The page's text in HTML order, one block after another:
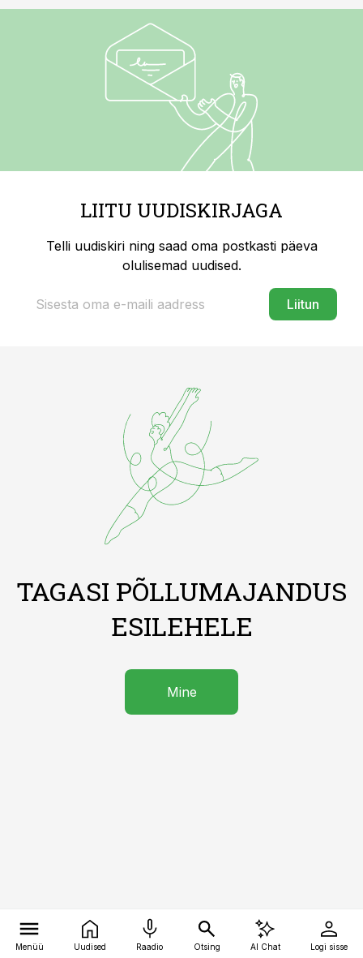
LIITU UUDISKIRJAGA
Telli uudiskiri ning saad oma postkasti päeva
olulisemad uudised.
Liitun
TAGASI PÕLLUMAJANDUS
ESILEHELE
Mine
Menüü Uudised Raadio Otsing AI Chat Logi sisse